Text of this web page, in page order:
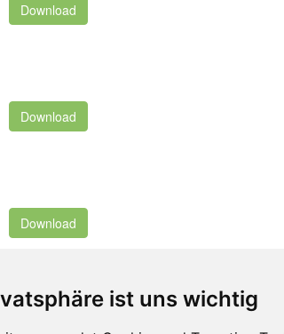
ist uns wichtig
Download
Download
Download